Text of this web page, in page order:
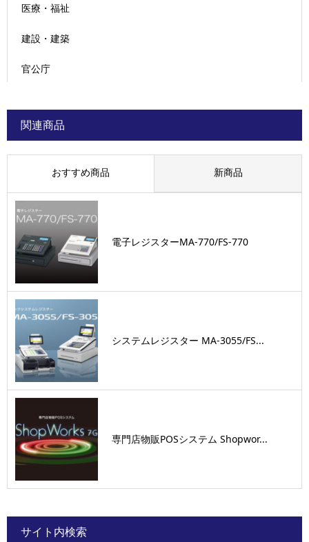
医療・福祉
建設・建築
官公庁
関連商品
おすすめ商品 新商品
電子レジスターMA-770/FS-770
システムレジスター MA‐3055/FS...
専門店物販POSシステム Shopwor...
サイト内検索